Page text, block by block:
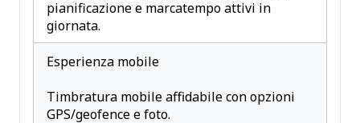
pianificazione e marcatempo attivi in
giornata.
Esperienza mobile
Timbratura mobile affidabile con opzioni
GPS/geofence e foto.